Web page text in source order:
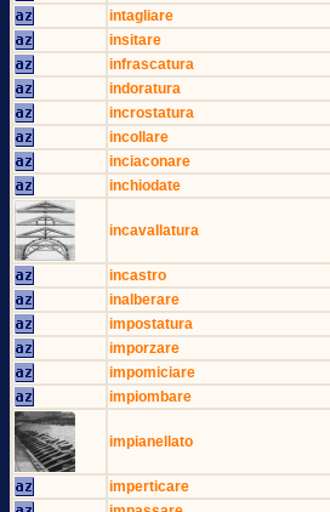
intagliare
insitare
infrascatura
indoratura
incrostatura
incollare
inciaconare
inchiodate
incavallatura
incastro
inalberare
impostatura
imporzare
impomiciare
impiombare
impianellato
imperticare